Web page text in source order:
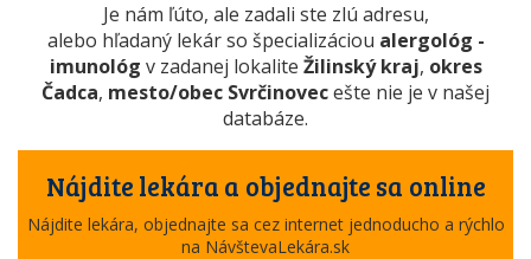
Je nám ľúto, ale zadali ste zlú adresu,
alebo hľadaný lekár so špecializáciou alergológ -
imunológ v zadanej lokalite Žilinský kraj, okres
Čadca, mesto/obec Svrčinovecešte nie je v našej
databáze.
Nájdite lekára a objednajte sa online
Nájdite lekára, objednajte sa cez internet jednoducho a rýchlo
na NávštevaLekára.sk